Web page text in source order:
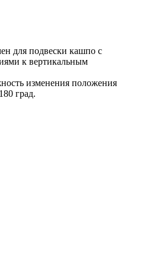
для подвески кашпо с
к вертикальным
изменения положения
град.